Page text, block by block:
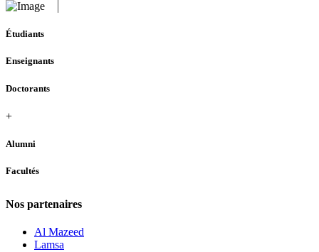
Étudiants
Enseignants
Doctorants
+
Alumni
Facultés
Nos partenaires
Al Mazeed
Lamsa